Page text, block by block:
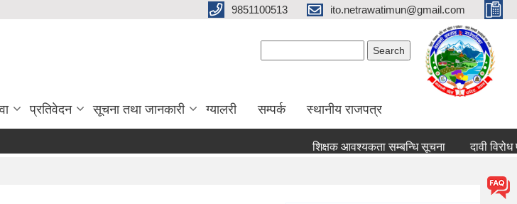
9851100513 ito.netrawatimun@gmail.com
प्रतिवेदन सूचना तथा जानकारी ग्यालरी सम्पर्क स्थानीय राजपत्र
शिक्षक आवश्यकता सम्बन्धि सूचना दावी विरोध पेश